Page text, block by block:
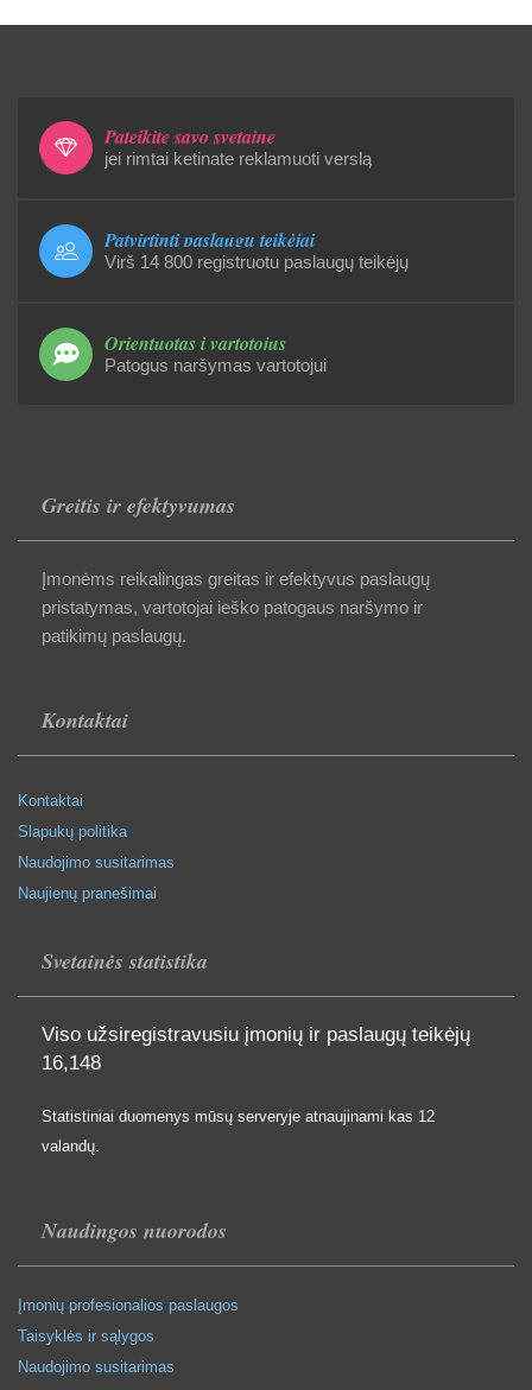
Pateikite savo svetainę
jei rimtai ketinate reklamuoti verslą
Patvirtinti paslaugų teikėjai
Virš 14 800 registruotu paslaugų teikėjų
Orientuotas į vartotojus
Patogus naršymas vartotojui
Greitis ir efektyvumas
Įmonėms reikalingas greitas ir efektyvus paslaugų
pristatymas, vartotojai ieško patogaus naršymo ir
patikimų paslaugų.
Kontaktai
Kontaktai
Slapukų politika
Naudojimo susitarimas
Naujienų pranešimai
Svetainės statistika
Viso užsiregistravusiu įmonių ir paslaugų teikėjų
16,148
Statistiniai duomenys mūsų serveryje atnaujinami kas 12
valandų.
Naudingos nuorodos
Įmonių profesionalios paslaugos
Taisyklės ir sąlygos
Naudojimo susitarimas